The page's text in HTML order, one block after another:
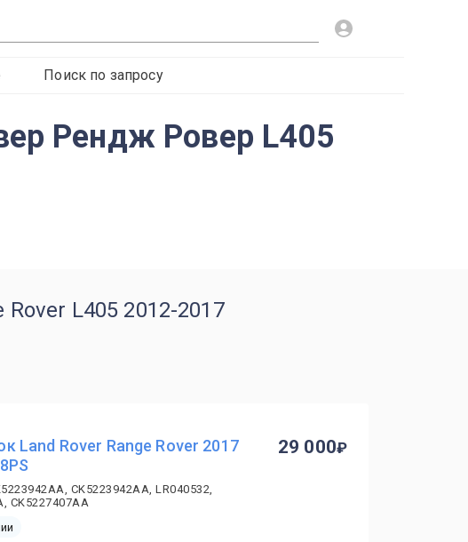
Поиск по запросу
Рендж Ровер L405
L405 2012-2017
Land Rover Range Rover 2017
CK5223942AA, LR040532,
CK5227407AA
29 000